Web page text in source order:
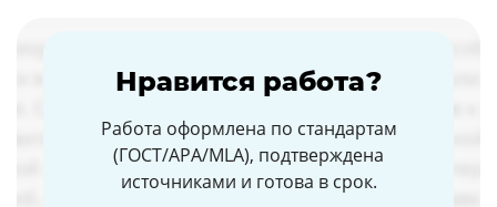
Нравится работа?
Работа оформлена по стандартам
(ГОСТ/APA/MLA), подтверждена
источниками и готова в срок.